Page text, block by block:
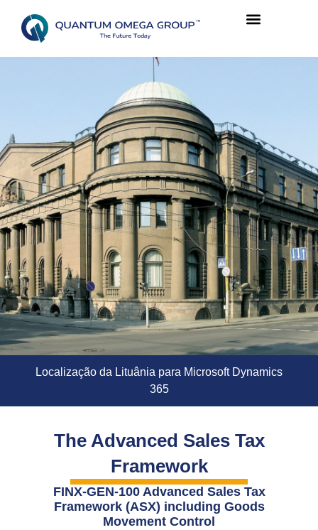
Localização da Lituânia para Microsoft Dynamics
365
The Advanced Sales Tax
Framework
FINX-GEN-100 Advanced Sales Tax
Framework (ASX) including Goods
Movement Control